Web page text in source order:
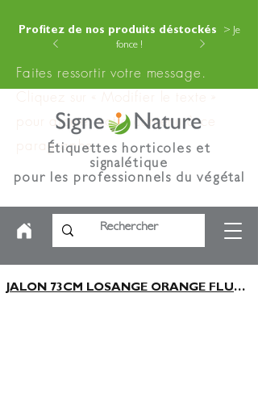
Profitez de nos produits déstockés
> Je
fonce !
Faites ressortir votre message.
Cliquez sur « Modifier le texte »
pour ajouter votre contenu à ce
paragraphe.
Étiquettes horticoles et
signalétique
pour les professionnels du végétal
JALON 73CM LOSANGE ORANGE FLUO x200